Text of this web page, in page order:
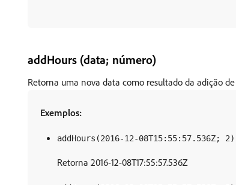
addHours (data; número)
Retorna uma nova data como resultado da adição
Exemplos:
addHours(2016-12-08T15:55:57.536Z; 2)
Retorna 2016-12-08T17:55:57.536Z